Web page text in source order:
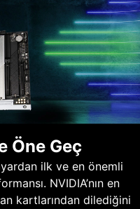
Öne Geç
ilk ve en önemli
NVIDIA’nın en
kartlarından dilediğini